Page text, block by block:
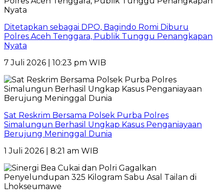
Ditetapkan sebagai DPO, Bagindo Romi Diburu
Polres Aceh Tenggara, Publik Tunggu Penangkapan
Nyata
7 Juli 2026 | 10:23 pm WIB
Sat Reskrim Bersama Polsek Purba Polres
Simalungun Berhasil Ungkap Kasus Penganiayaan
Berujung Meninggal Dunia
1 Juli 2026 | 8:21 am WIB